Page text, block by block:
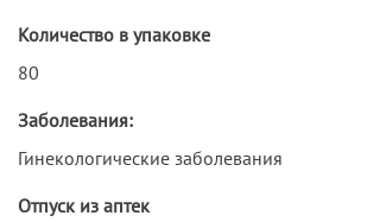
Количество в упаковке
80
Заболевания:
Гинекологические заболевания
Отпуск из аптек